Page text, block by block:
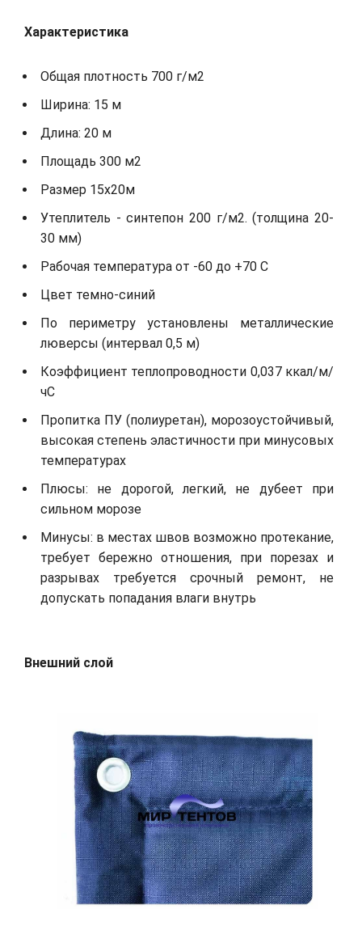
Характеристика
Общая плотность 700 г/м2
Ширина: 15 м
Длина: 20 м
Площадь 300 м2
Размер 15х20м
Утеплитель - синтепон 200 г/м2. (толщина 20-
30 мм)
Рабочая температура от -60 до +70 С
Цвет темно-синий
По периметру установлены металлические
люверсы (интервал 0,5 м)
Коэффициент теплопроводности 0,037 ккал/м/
чС
Пропитка ПУ (полиуретан), морозоустойчивый,
высокая степень эластичности при минусовых
температурах
Плюсы: не дорогой, легкий, не дубеет при
сильном морозе
Минусы: в местах швов возможно протекание,
требует бережно отношения, при порезах и
разрывах требуется срочный ремонт, не
допускать попадания влаги внутрь
Внешний слой